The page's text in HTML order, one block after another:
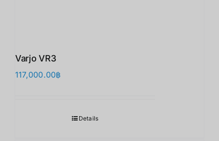
Varjo VR3
117,000.00฿
Details